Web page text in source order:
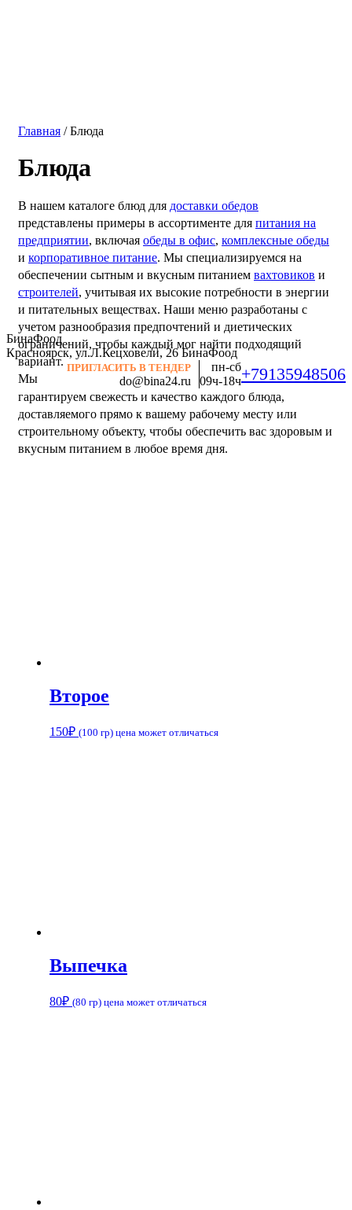
БинаФоод
Красноярск, ул.Л.Кецховели, 26 БинаФоод
ПРИГЛАСИТЬ В ТЕНДЕР
do@bina24.ru
пн-сб
09ч-18ч+79135948506
Главная / Блюда
Блюда
В нашем каталоге блюд для доставки обедов
представлены примеры в ассортименте для питания на
предприятии, включая обеды в офис, комплексные обеды
и корпоративное питание. Мы специализируемся на
обеспечении сытным и вкусным питанием вахтовиков и
строителей, учитывая их высокие потребности в энергии
и питательных веществах. Наши меню разработаны с
учетом разнообразия предпочтений и диетических
ограничений, чтобы каждый мог найти подходящий
вариант.
Мы
гарантируем свежесть и качество каждого блюда,
доставляемого прямо к вашему рабочему месту или
строительному объекту, чтобы обеспечить вас здоровым и
вкусным питанием в любое время дня.
Второе
150₽ (100 гр) цена может отличаться
Выпечка
80₽ (80 гр) цена может отличаться